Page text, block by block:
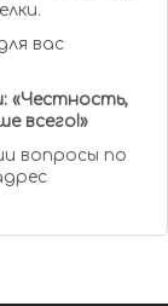
вас
«Честность,
всего!»
вопросы по